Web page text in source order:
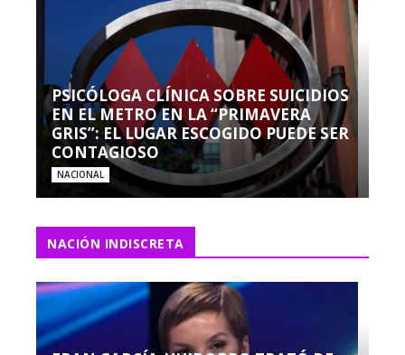
PSICÓLOGA CLÍNICA SOBRE SUICIDIOS
EN EL METRO EN LA “PRIMAVERA
GRIS”: EL LUGAR ESCOGIDO PUEDE SER
CONTAGIOSO
NACIONAL
NACIÓN INDISCRETA